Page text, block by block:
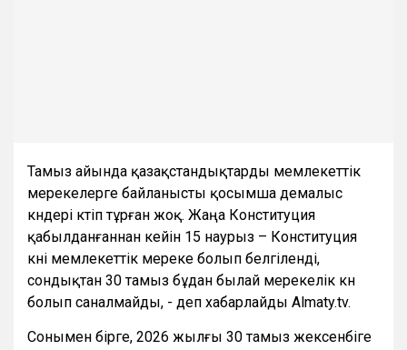
Тамыз айында қазақстандықтарды мемлекеттік
мерекелерге байланысты қосымша демалыс
күндері күтіп тұрған жоқ. Жаңа Конституция
қабылданғаннан кейін 15 наурыз – Конституция
күні мемлекеттік мереке болып белгіленді,
сондықтан 30 тамыз бұдан былай мерекелік күн
болып саналмайды, - деп хабарлайды Almaty.tv.
Сонымен бірге, 2026 жылғы 30 тамыз жексенбіге